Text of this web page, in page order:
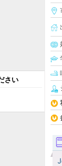
さい